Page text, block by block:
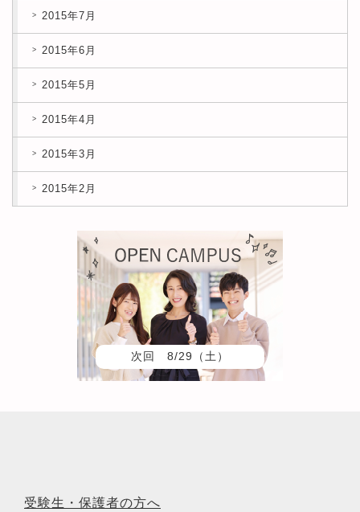
2015年7月
2015年6月
2015年5月
2015年4月
2015年3月
2015年2月
次回 8/29（土）
受験生・保護者の方へ